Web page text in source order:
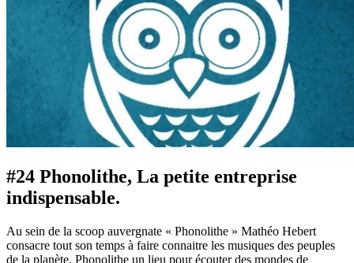
#24 Phonolithe, La petite entreprise
indispensable.
Au sein de la scoop auvergnate « Phonolithe » Mathéo Hebert
consacre tout son temps à faire connaitre les musiques des peuples
de la planète. Phonolithe un lieu pour écouter des mondes de